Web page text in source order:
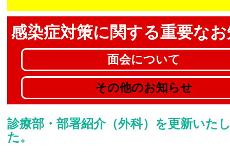
感染症対策に関する重要な
面会について
その他のお知らせ
診療部・部署紹介（外科）を更新いた
た。